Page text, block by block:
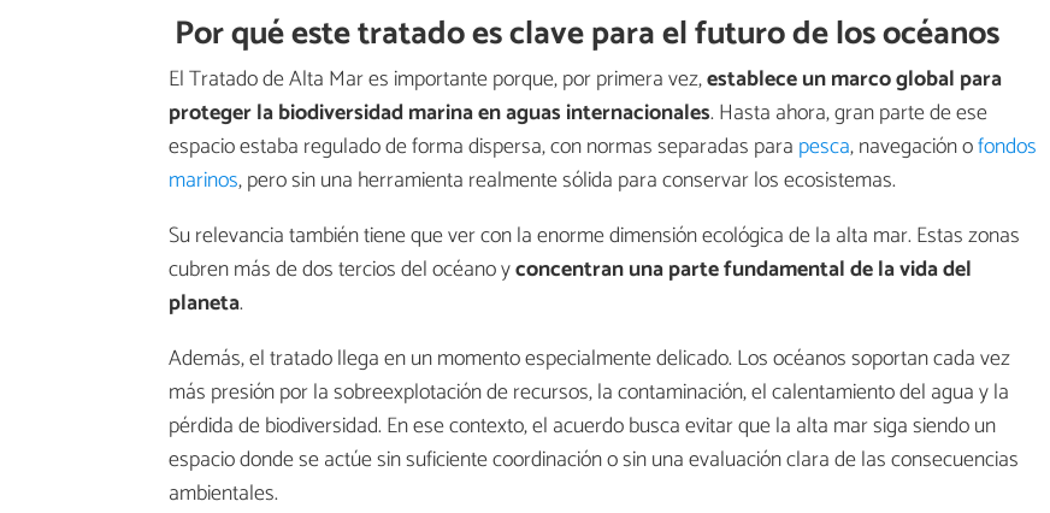
Por qué este tratado es clave para el futuro de los océanos
El Tratado de Alta Mar es importante porque, por primera vez,establece un marco global para
proteger la biodiversidad marina en aguas internacionales. Hasta ahora, gran parte de ese
espacio estaba regulado de forma dispersa, con normas separadas para pesca, navegación ofondos
marinos, pero sin una herramienta realmente sólida para conservar los ecosistemas.
Su relevancia también tiene que ver con la enorme dimensión ecológica de la alta mar. Estas zonas
cubren más de dos tercios del océano yconcentran una parte fundamental de la vida del
planeta.
Además, el tratado llega en un momento especialmente delicado. Los océanos soportan cada vez
más presión por la sobreexplotación de recursos, la contaminación, el calentamiento del agua y la
pérdida de biodiversidad. En ese contexto, el acuerdo busca evitar que la alta mar siga siendo un
espacio donde se actúe sin suficiente coordinación o sin una evaluación clara de las consecuencias
ambientales.